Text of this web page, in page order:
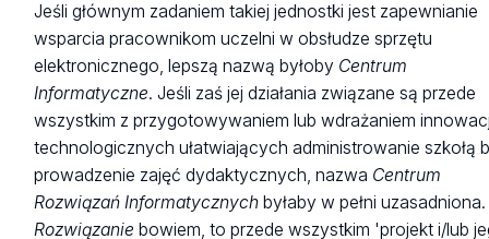
Jeśli głównym zadaniem takiej jednostki jest zapewnianie
wsparcia pracownikom uczelni w obsłudze sprzętu
elektronicznego, lepszą nazwą byłoby Centrum
Informatyczne. Jeśli zaś jej działania związane są przede
wszystkim z przygotowywaniem lub wdrażaniem
technologicznych ułatwiających administrowanie szkołą
prowadzenie zajęć dydaktycznych, nazwa Centrum
Rozwiązań Informatycznych byłaby w pełni uzasadniona.
Rozwiązanie bowiem, to przede wszystkim 'projekt i/lub